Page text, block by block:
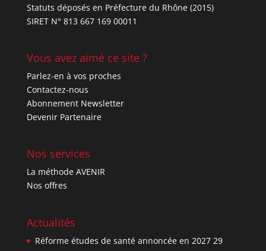
Statuts déposés en Préfecture du Rhône (2015)
SIRET N° 813 667 169 00011
Vous avez aimé ce site ?
Parlez-en à vos proches
Contactez-nous
Abonnement Newsletter
Devenir Partenaire
Nos services
La méthode AVENIR
Nos offres
Actualités
Réforme études de santé annoncée en 2027 29